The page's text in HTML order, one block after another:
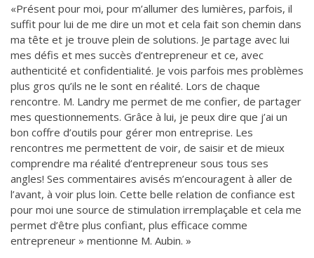
«Présent pour moi, pour m’allumer des lumières, parfois, il
suffit pour lui de me dire un mot et cela fait son chemin dans
ma tête et je trouve plein de solutions. Je partage avec lui
mes défis et mes succès d’entrepreneur et ce, avec
authenticité et confidentialité. Je vois parfois mes problèmes
plus gros qu’ils ne le sont en réalité. Lors de chaque
rencontre. M. Landry me permet de me confier, de partager
mes questionnements. Grâce à lui, je peux dire que j’ai un
bon coffre d’outils pour gérer mon entreprise. Les
rencontres me permettent de voir, de saisir et de mieux
comprendre ma réalité d’entrepreneur sous tous ses
angles! Ses commentaires avisés m’encouragent à aller de
l’avant, à voir plus loin. Cette belle relation de confiance est
pour moi une source de stimulation irremplaçable et cela me
permet d’être plus confiant, plus efficace comme
entrepreneur » mentionne M. Aubin. »